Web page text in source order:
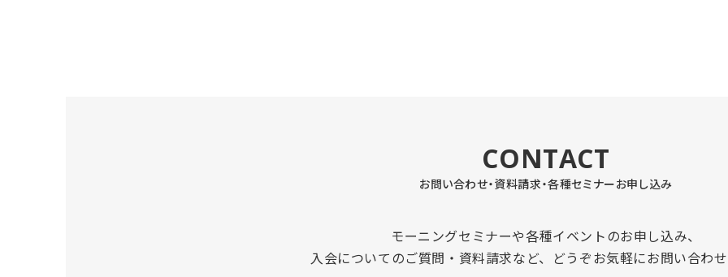
CONTACT
お問い合わせ・資料請求・各種セミナーお申し込み
モーニングセミナーや各種イベントのお申し込み、
入会についてのご質問・資料請求など、どうぞお気軽にお問い合わ